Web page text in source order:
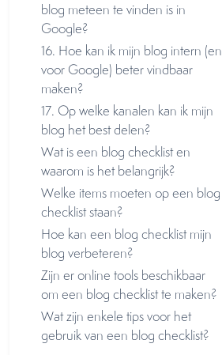
blog meteen te vinden is in
Google?
16. Hoe kan ik mijn blog intern (en
voor Google) beter vindbaar
maken?
17. Op welke kanalen kan ik mijn
blog het best delen?
Wat is een blog checklist en
waarom is het belangrijk?
Welke items moeten op een blog
checklist staan?
Hoe kan een blog checklist mijn
blog verbeteren?
Zijn er online tools beschikbaar
om een blog checklist te maken?
Wat zijn enkele tips voor het
gebruik van een blog checklist?